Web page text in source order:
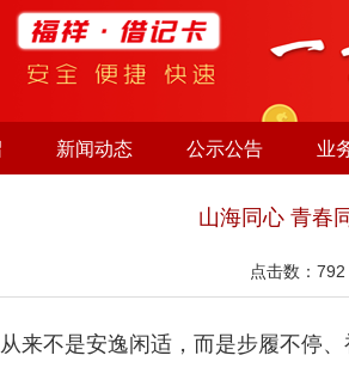
新闻动态 公示公告 业
山海同心 青春
点击数： 792
来不是安逸闲适，而是步履不停、